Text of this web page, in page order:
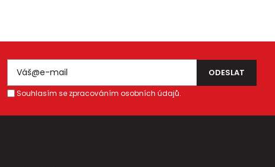
Souhlasím se zpracováním osobních údajů.